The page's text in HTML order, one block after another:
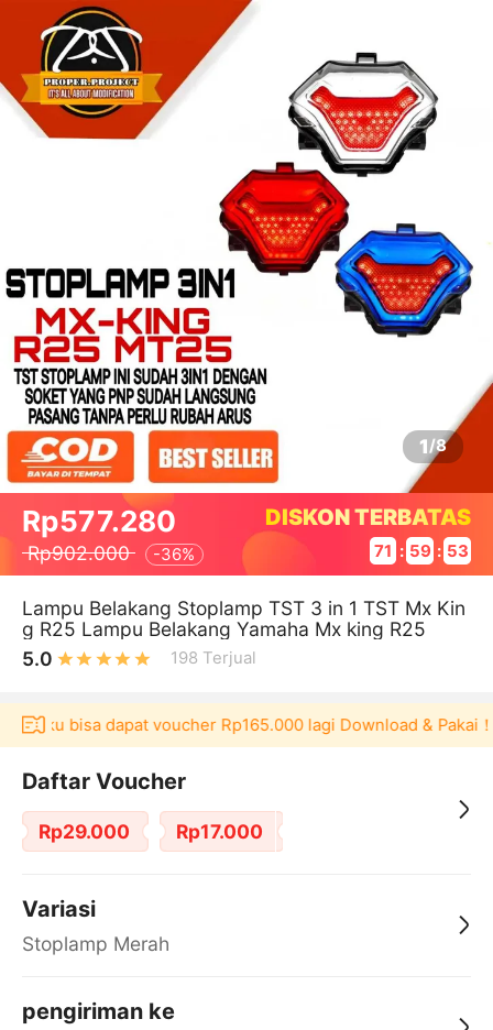
1/8
Rp577.280
Rp902.000 -36%
DISKON TERBATAS
71 : 59 : 53
Lampu Belakang Stoplamp TST 3 in 1 TST Mx Kin
g R25 Lampu Belakang Yamaha Mx king R25
5.0
198 Terjual
bisa dapat voucher Rp165.000 lagi Download & Pakai！
Daftar Voucher
Rp29.000 Rp17.000
Variasi
Stoplamp Merah
pengiriman ke